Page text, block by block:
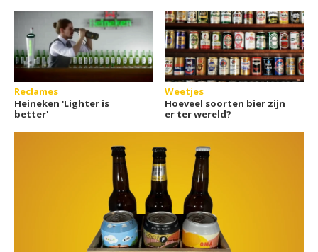
Reclames
Heineken 'Lighter is
better'
Weetjes
Hoeveel soorten bier zijn
er ter wereld?